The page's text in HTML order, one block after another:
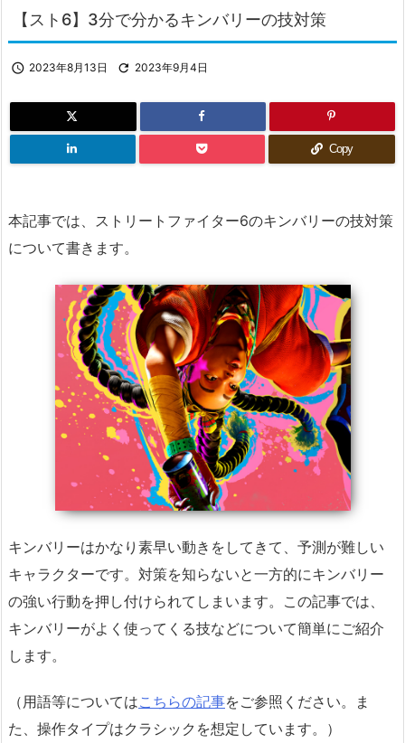
【スト6】3分で分かるキンバリーの技対策
 2023年8月13日  2023年9月4日
Copy
本記事では、ストリートファイター6のキンバリーの技対策
について書きます。
キンバリーはかなり素早い動きをしてきて、予測が難しい
キャラクターです。対策を知らないと一方的にキンバリー
の強い行動を押し付けられてしまいます。この記事では、
キンバリーがよく使ってくる技などについて簡単にご紹介
します。
（用語等についてはこちらの記事をご参照ください。ま
た、操作タイプはクラシックを想定しています。）